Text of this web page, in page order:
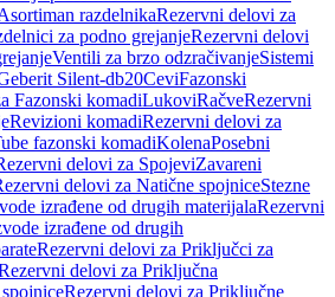
razdelnikaRezervni delovi za
za podno grejanjeRezervni delovi
Ventili za brzo odzračivanjeSistemi
Silent-db20CeviFazonski
Fazonski komadiLukoviRačveRezervni
Revizioni komadiRezervni delovi za
fazonski komadiKolenaPosebni
delovi za SpojeviZavareni
delovi za Natične spojniceStezne
izrađene od drugih materijalaRezervni
izrađene od drugih
Rezervni delovi za Priključci za
delovi za Priključna
Rezervni delovi za Priključne